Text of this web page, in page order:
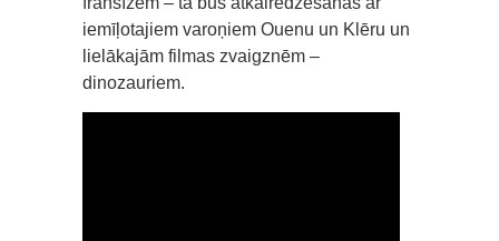
iemīļotajiem varoņiem Ouenu un Klēru un
lielākajām filmas zvaigznēm –
dinozauriem.